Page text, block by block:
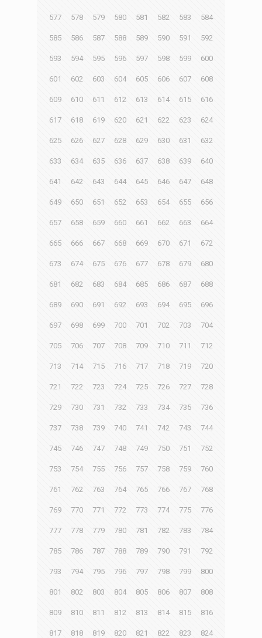
577 578 579 580 581 582 583 584
585 586 587 588 589 590 591 592
593 594 595 596 597 598 599 600
601 602 603 604 605 606 607 608
609 610 611 612 613 614 615 616
617 618 619 620 621 622 623 624
625 626 627 628 629 630 631 632
633 634 635 636 637 638 639 640
641 642 643 644 645 646 647 648
649 650 651 652 653 654 655 656
657 658 659 660 661 662 663 664
665 666 667 668 669 670 671 672
673 674 675 676 677 678 679 680
681 682 683 684 685 686 687 688
689 690 691 692 693 694 695 696
697 698 699 700 701 702 703 704
705 706 707 708 709 710 711 712
713 714 715 716 717 718 719 720
721 722 723 724 725 726 727 728
729 730 731 732 733 734 735 736
737 738 739 740 741 742 743 744
745 746 747 748 749 750 751 752
753 754 755 756 757 758 759 760
761 762 763 764 765 766 767 768
769 770 771 772 773 774 775 776
777 778 779 780 781 782 783 784
785 786 787 788 789 790 791 792
793 794 795 796 797 798 799 800
801 802 803 804 805 806 807 808
809 810 811 812 813 814 815 816
817 818 819 820 821 822 823 824